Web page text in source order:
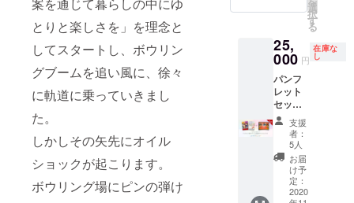
とりと楽しさを」を理念と
してスタートし、ボウリン
グブームを追い風に、徐々
に軌道に乗っていきまし
た。
しかしその矢先にオイル
ショックが起こります。
ボウリング場にピンの弾け
リスタ
記念パ
ンフ
レット
に掲載
予定で
す。掲
載を辞
退され
る場合
は備考
欄に
「掲載
不要」
ンフ
レット
は開催
当日に
会場で
のお渡
しとな
りま
す。 ※
本プロ
ジェク
トにご
で、代
理購入
される
場合は
必ず備
考欄に
来場さ
れる方
のお名
前をご
記入く
ださ
い。 ※
写真パ
ネルは
の制作
となり
ますの
で、お
届けが
11月に
なりま
す。 ※
本プロ
ジェク
トにご
参加く
ださっ
選
択
す
る
25,
000 円
在庫な
し
パンフ
レット
セット
＋クリ
スタル
カップ
優勝プ
ロサイ
ン入り
額装写
支援
者：
5人
お届
け予
定：
2020